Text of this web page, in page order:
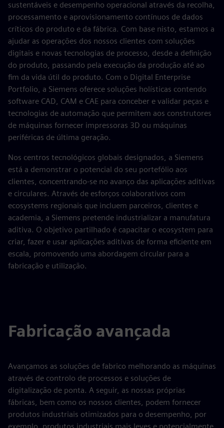
sustentáveis e desempenho operacional através da recolha,
processamento e aprovisionamento contínuos de dados
críticos do produto e da fábrica. Com base nisto, estamos a
ajudar as operações dos nossos clientes com soluções
digitais e novas tecnologias de processo, desde a definição
do produto, passando pela execução da produção até ao
fim da vida útil do produto. Com o Digital Enterprise
Portfolio, a Siemens oferece soluções holísticas contendo
software CAD, CAM e CAE para conceber e validar peças e
tecnologias de automação que permitem aos construtores
de máquinas fornecer impressoras 3D ou máquinas
periféricas de última geração.
Nos centros tecnológicos globais designados, a Siemens
está a demonstrar o potencial do seu portefólio aos
clientes, concentrando-se no avanço das aplicações aditivas
e circulares. Através de esforços colaborativos com
ecosystems regionais que incluem parceiros, clientes e
academia, a Siemens pretende industrializar a manufatura
aditiva. O objetivo partilhado é capacitar o ecosystem para
criar, fazer e usar aplicações aditivas de forma eficiente em
escala, promovendo uma abordagem circular para a
fabricação e utilização.
Fabricação avançada
Avançamos as soluções de fabrico melhorando as máquinas
através de controlo de processos e soluções de
digitalização de ponta. A seguir, as nossas próprias
fábricas, bem como os nossos clientes, podem fornecer
produtos industriais otimizados para o desempenho, por